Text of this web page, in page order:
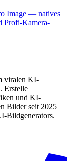
Image — natives
Profi-Kamera-
viralen KI-
Erstelle
und KI-
Bilder seit 2025
Bildgenerators.